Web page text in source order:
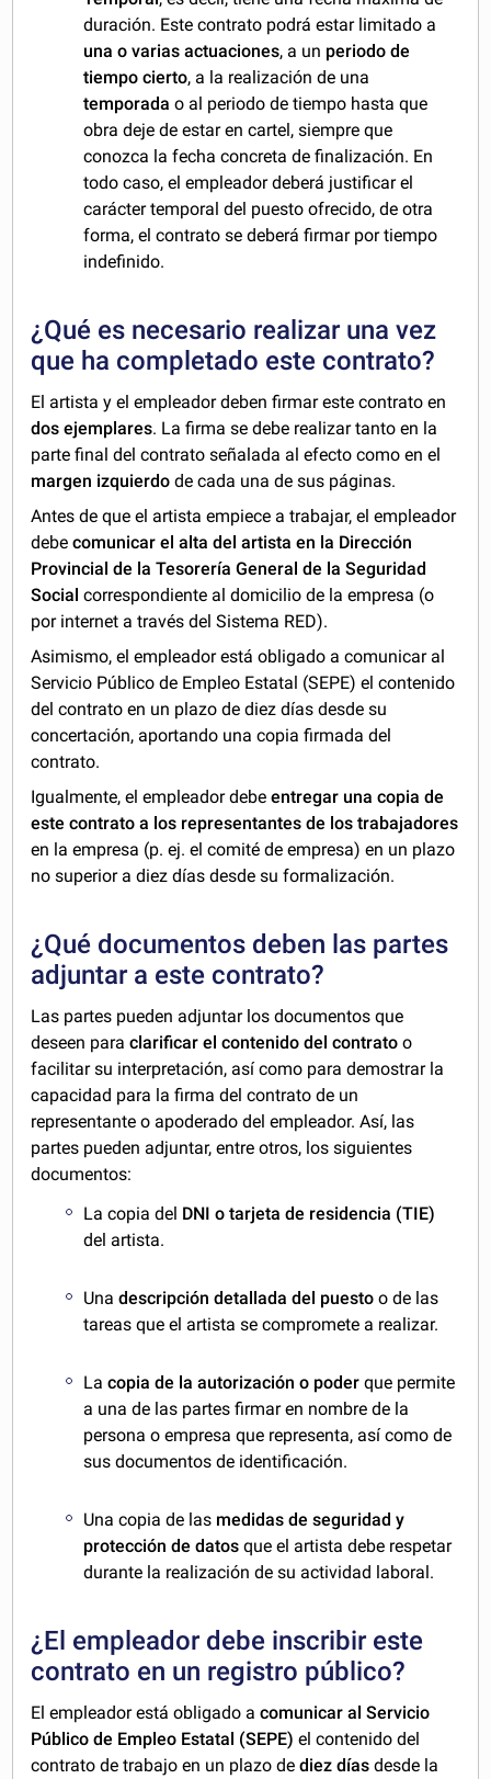
duración. Este contrato podrá estar limitado a
una o varias actuaciones, a un periodo de
tiempo cierto, a la realización de una
temporadao al periodo de tiempo hasta que
obra deje de estar en cartel, siempre que
conozca la fecha concreta de finalización. En
todo caso, el empleador deberá justificar el
carácter temporal del puesto ofrecido, de otra
forma, el contrato se deberá firmar por tiempo
indefinido.
¿Qué es necesario realizar una vez
que ha completado este contrato?
El artista y el empleador deben firmar este contrato en
dos ejemplares. La firma se debe realizar tanto en la
parte final del contrato señalada al efecto como en el
margen izquierdo de cada una de sus páginas.
Antes de que el artista empiece a trabajar, el empleador
debecomunicar el alta del artista en la Dirección
Provincial de la Tesorería General de la Seguridad
Socialcorrespondiente al domicilio de la empresa (o
por internet a través del Sistema RED).
Asimismo, el empleador está obligado a comunicar al
Servicio Público de Empleo Estatal (SEPE) el contenido
del contrato en un plazo de diez días desde su
concertación, aportando una copia firmada del
contrato.
Igualmente, el empleador debeentregar una copia de
este contrato a los representantes de los trabajadores
en la empresa (p. ej. el comité de empresa) en un plazo
no superior a diez días desde su formalización.
¿Qué documentos deben las partes
adjuntar a este contrato?
Las partes pueden adjuntar los documentos que
deseen paraclarificar el contenido del contrato o
facilitar su interpretación, así como para demostrar la
capacidad para la firma del contrato de un
representante o apoderado del empleador. Así, las
partes pueden adjuntar, entre otros, los siguientes
documentos:
La copia del DNI o tarjeta de residencia (TIE)
del artista.
Unadescripción detallada del puesto o de las
tareas que el artista se compromete a realizar.
Lacopia de la autorización o poderque permite
a una de las partes firmar en nombre de la
persona o empresa que representa, así como de
sus documentos de identificación.
Una copia de las medidas de seguridad y
protección de datos que el artista debe respetar
durante la realización de su actividad laboral.
¿El empleador debe inscribir este
contrato en un registro público?
El empleador está obligado acomunicar al Servicio
Público de Empleo Estatal (SEPE) el contenido del
contrato de trabajo en un plazo dediez díasdesde la